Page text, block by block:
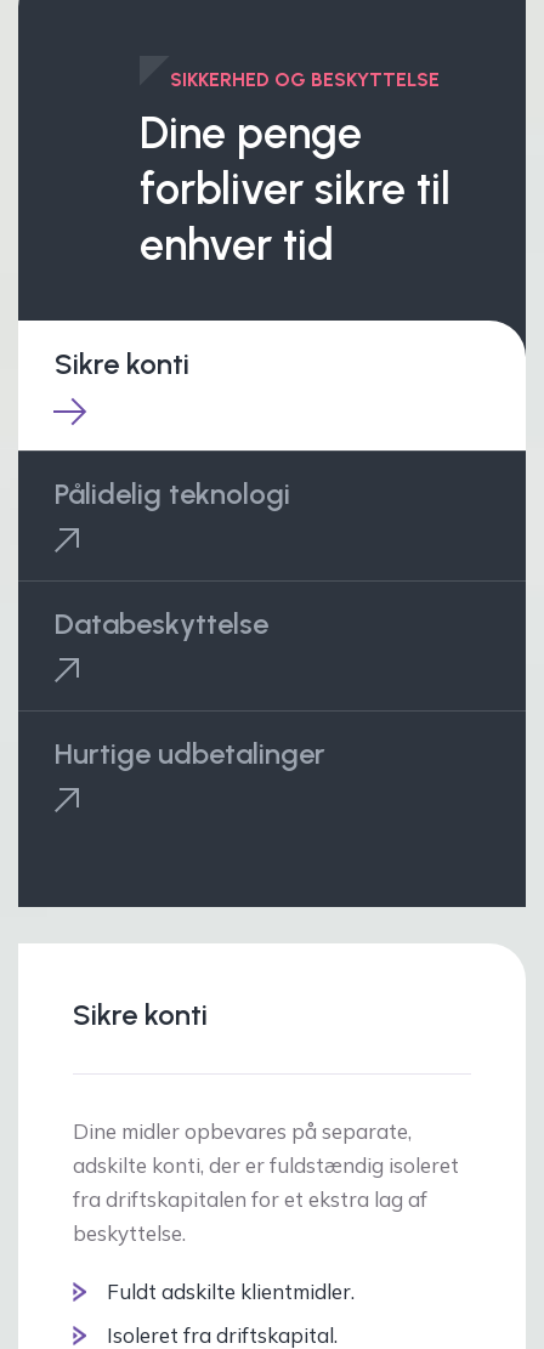
SIKKERHED OG BESKYTTELSE
Dine penge
forbliver sikre til
enhver tid
Sikre konti
Pålidelig teknologi
Databeskyttelse
Hurtige udbetalinger
Sikre konti
Dine midler opbevares på separate,
adskilte konti, der er fuldstændig isoleret
fra driftskapitalen for et ekstra lag af
beskyttelse.
Fuldt adskilte klientmidler.
Isoleret fra driftskapital.